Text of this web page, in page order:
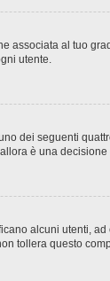
al tuo
utente.
dei seguenti
è una
alcuni utenti,
tollera questo